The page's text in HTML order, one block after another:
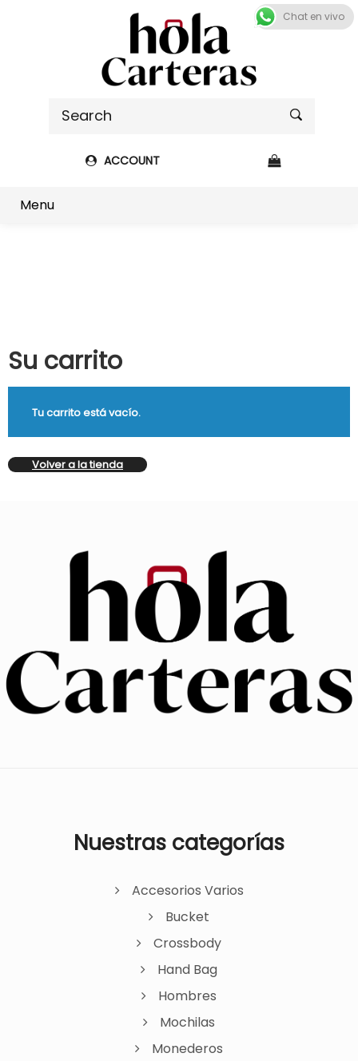
ACCOUNT
Menu
Su carrito
Tu carrito está vacío.
Volver a la tienda
Nuestras categorías
Accesorios Varios
Bucket
Crossbody
Hand Bag
Hombres
Mochilas
Monederos
Chat en vivo